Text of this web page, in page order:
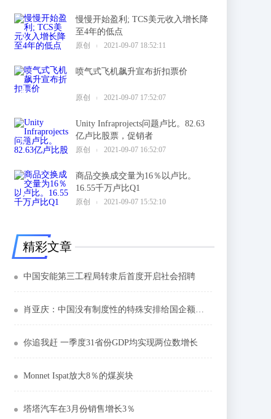
慢慢开始盈利; TCS美元收入增长降
至4年的低点
原创 2021-09-07 18:52:11
3
喷气式飞机飙升宣布折扣票价
原创 2021-09-07 17:52:07
4
Unity Infraprojects问题卢比。82.63
亿卢比股票，促销者
原创 2021-09-07 16:52:07
5
商品交换成交量为16％以卢比。
16.55千万卢比Q1
原创 2021-09-07 15:52:10
6
精彩文章
中国安能第三工程局转隶后首度开启社会招聘
肖亚庆：中国没有制度性的特殊安排给国企额外补助
你追我赶 一季度31省份GDP均实现两位数增长
Monnet Ispat放大8％的煤炭块
塔塔汽车在3月份销售增长3％